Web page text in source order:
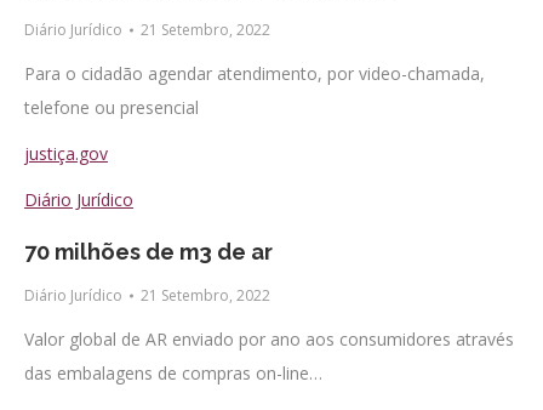
Diário Jurídico 21 Setembro, 2022
Para o cidadão agendar atendimento, por video-chamada,
telefone ou presencial
justiça.gov
Diário Jurídico
70 milhões de m3 de ar
Diário Jurídico 21 Setembro, 2022
Valor global de AR enviado por ano aos consumidores através
das embalagens de compras on-line…